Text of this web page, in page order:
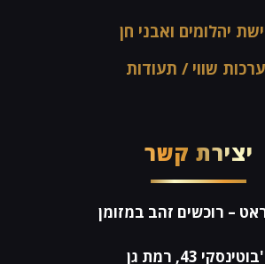
יהלומים ואבני חן
שווי / תעודות
יצירת קשר
– רוכשים זהב במזומן
43, רמת גן